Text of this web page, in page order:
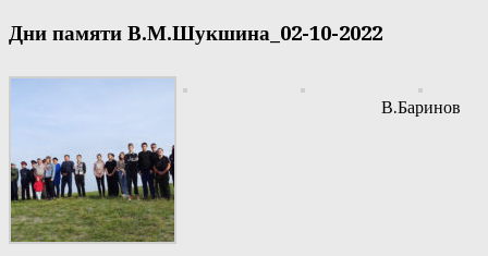
Дни памяти В.М.Шукшина_02-10-2022
В.Баринов